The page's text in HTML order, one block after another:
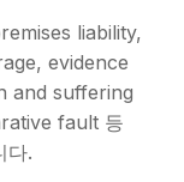
liability,
evidence
and suffering
fault 등
다.